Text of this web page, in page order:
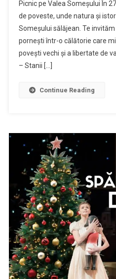
Picnic pe Valea Someșului În
de poveste, unde natura și
Someșului sălăjean. Te
pornești într-o călătorie care
povești vechi și a libertate de
– Stanii […]
Continue Reading